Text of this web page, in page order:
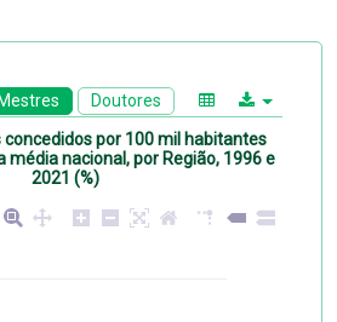
Doutores
concedidos por 100 mil habitantes
média nacional, por Região, 1996 e
2021 (%)